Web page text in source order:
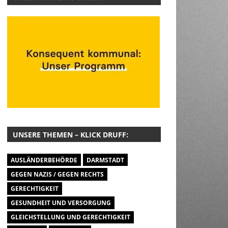
UNSERE THEMEN – KLICK DRUFF:
AUSLÄNDERBEHÖRDE
DARMSTADT
GEGEN NAZIS / GEGEN RECHTS
GERECHTIGKEIT
GESUNDHEIT UND VERSORGUNG
GLEICHSTELLUNG UND GERECHTIGKEIT